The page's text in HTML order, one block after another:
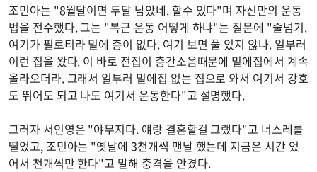
조민아는 "8월달이면 두달 남았네. 할수 있다"며 자신만의 운동
법을 전수했다. 그는 "복근 운동 어떻게 하냐"는 질문에 "줄넘기.
여기가 필로티라 밑에 층이 없다. 여기 보면 풀 있지 않나. 일부러
이런 집을 왔다. 이 바로 전집이 층간소음때문에 밑에집에서 계속
올라오더라. 그래서 일부러 밑에집 없는 집으로 와서 여기서 강호
도 뛰어도 되고 나도 여기서 운동한다"고 설명했다.
그러자 서인영은 "야무지다. 얘랑 결혼할걸 그랬다"고 너스레를
떨었고, 조민아는 "옛날에 3천개씩 맨날 했는데 지금은 시간 었
어서 천개씩만 한다"고 말해 충격을 안겼다.